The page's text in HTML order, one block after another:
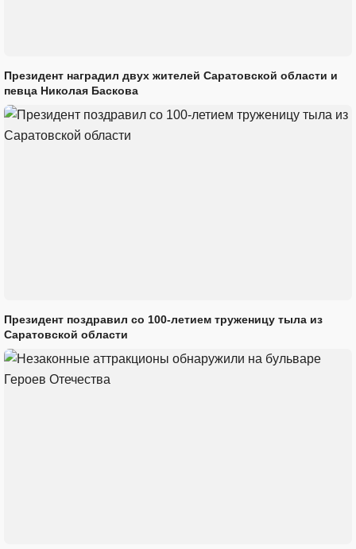
Президент наградил двух жителей Саратовской области и
певца Николая Баскова
Президент поздравил со 100-летием труженицу тыла из
Саратовской области